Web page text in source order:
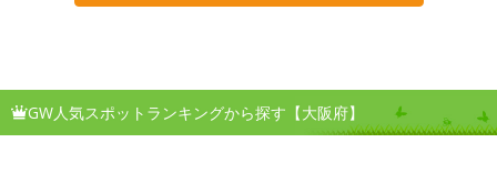
GW人気スポットランキングから探す【大阪府】